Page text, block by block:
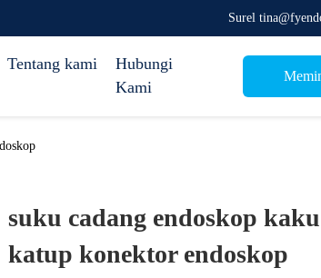
Surel
Tentang kami
Hubungi
Kami
suku cadang endoskop
katup konektor endoskop